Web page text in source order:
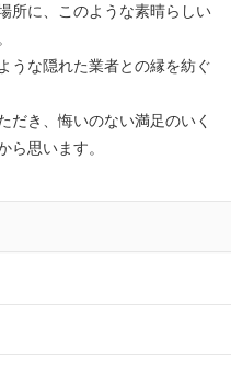
所に、このような素晴らしい
うな隠れた業者との縁を紡ぐ
だき、悔いのない満足のいく
ら思います。